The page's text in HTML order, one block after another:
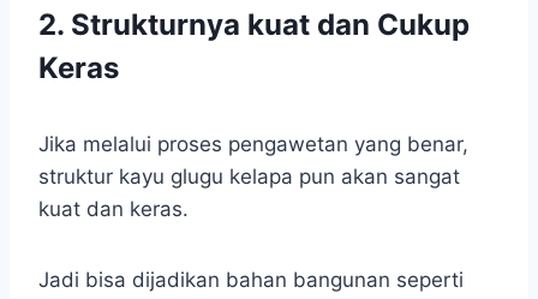
2. Strukturnya kuat dan Cukup
Keras
Jika melalui proses pengawetan yang benar,
struktur kayu glugu kelapa pun akan sangat
kuat dan keras.
Jadi bisa dijadikan bahan bangunan seperti